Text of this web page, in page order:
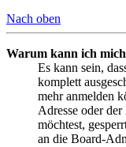
Nach oben
Warum kann ich
Es kann sein,
komplett
mehr anmelden
Adresse oder
möchtest,
an die Board-